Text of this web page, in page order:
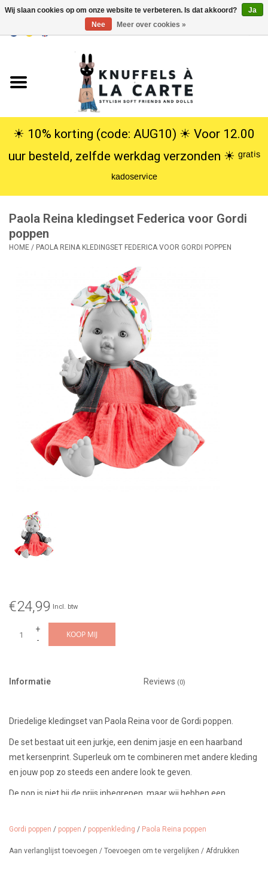
USD
Knuffels
Poppen
SALE
☀︎ 10% korting (code: AUG10) ☀︎ Voor 12.00
uur besteld, zelfde werkdag verzonden ☀︎ ᵍʳᵃᵗⁱˢ
ᵏᵃᵈᵒˢᵉʳᵛⁱᶜᵉ
Paola Reina kledingset Federica voor Gordi
poppen
HOME / PAOLA REINA KLEDINGSET FEDERICA VOOR GORDI POPPEN
€24,99 Incl. btw
+
-
KOOP MIJ
Informatie Reviews (0)
Driedelige kledingset van Paola Reina voor de Gordi poppen.
De set bestaat uit een jurkje, een denim jasje en een haarband
met kersenprint. Superleuk om te combineren met andere kleding
en jouw pop zo steeds een andere look te geven.
De pop is niet bij de prijs inbegrepen, maar wij hebben een
winkel.
Gordi poppen / poppen / poppenkleding / Paola Reina poppen
Aan verlanglijst toevoegen / Toevoegen om te vergelijken / Afdrukken
Wij slaan cookies op om onze website te verbeteren. Is dat akkoord?
Ja
Nee
Meer over cookies »